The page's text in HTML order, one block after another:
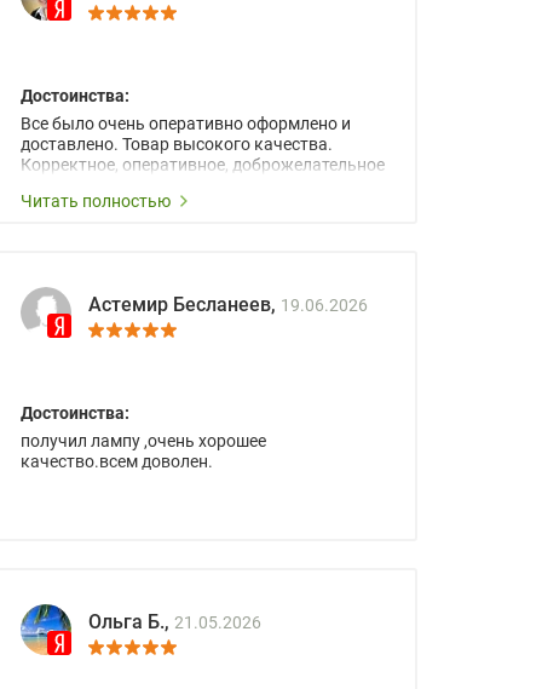
Достоинства:
Все было очень оперативно оформлено и
доставлено. Товар высокого качества.
Корректное, оперативное, доброжелательное
Читать полностью
Астемир Бесланеев, 19.06.2026
Достоинства:
получил лампу ,очень хорошее
качество.всем доволен.
Ольга Б., 21.05.2026